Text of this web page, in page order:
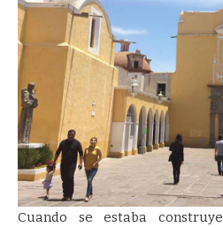
Cuando se estaba